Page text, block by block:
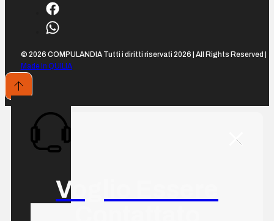
© 2026 COMPULANDIA Tutti i diritti riservati 2026 | All Rights Reserved |
Made in QUILIA
Voglio Essere